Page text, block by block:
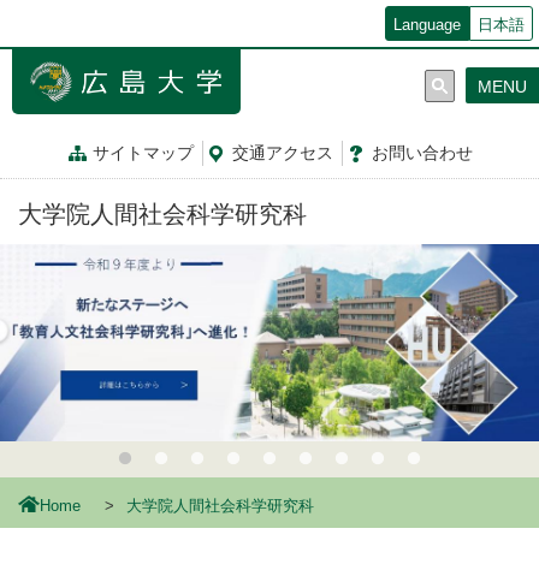
ン
Language 日本語
サイトマップ 交通アクセス お問い合わせ
MENU
大学院人間社会科学研究科
Home 大学院人間社会科学研究科